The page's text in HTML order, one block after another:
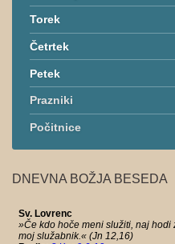
Torek
Četrtek
Petek
Prazniki
Počitnice
DNEVNA BOŽJA BESEDA